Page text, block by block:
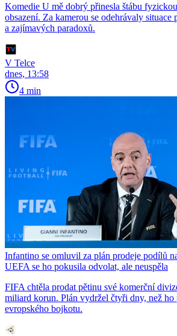
Komedie U mě dobrý přinesla štábu
obsazení. Za kamerou se odehrávaly
a zajímavých paradoxů.
V Telce
dnes, 13:58
4 min
Infantino se omluvil za plán prodeje podílů
UEFA se ho pokusila odvolat, ale neuspěla
FIFA chtěla prodat pětinu své komerční
miliard korun. Plán vydržel čtyři dny, než ho
evropského bojkotu.